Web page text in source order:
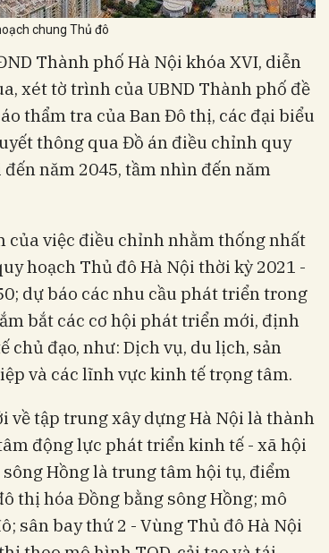
chung Thủ đô
Thành phố Hà Nội khóa XVI, diễn
xét tờ trình của UBND Thành phố đề
thẩm tra của Ban Đô thị, các đại biểu
thông qua Đồ án điều chỉnh quy
năm 2045, tầm nhìn đến năm
của việc điều chỉnh nhằm thống nhất
hoạch Thủ đô Hà Nội thời kỳ 2021 -
dự báo các nhu cầu phát triển trong
bắt các cơ hội phát triển mới, định
chủ đạo, như: Dịch vụ, du lịch, sản
và các lĩnh vực kinh tế trọng tâm.
về tập trung xây dựng Hà Nội là thành
động lực phát triển kinh tế - xã hội
Hồng là trung tâm hội tụ, điểm
thị hóa Đồng bằng sông Hồng; mô
sân bay thứ 2 - Vùng Thủ đô Hà Nội